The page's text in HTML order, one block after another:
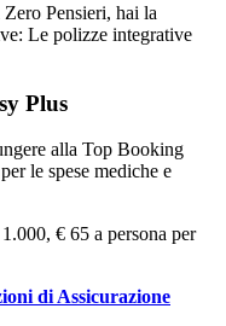
Pensieri, hai la
Le polizze integrative
Plus
alla Top Booking
le spese mediche e
€ 65 a persona per
di Assicurazione